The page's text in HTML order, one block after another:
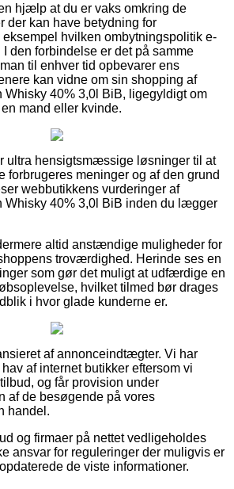
hjælp at du er vaks omkring de
der kan have betydning for
eksempel hvilken ombytningspolitik e-
den forbindelse er det på samme
til enhver tid opbevarer ens
kan vidne om sin shopping af
Whisky 40% 3,0l BiB, ligegyldigt om
mand eller kvinde.
ultra hensigtsmæssige løsninger til at
forbrugeres meninger og af den grund
webbutikkens vurderinger af
Whisky 40% 3,0l BiB inden du lægger
altid anstændige muligheder for
troværdighed. Herinde ses en
som gør det muligt at udfærdige en
hvilket tilmed bør drages
i hvor glade kunderne er.
af annonceindtægter. Vi har
af internet butikker eftersom vi
og får provision under
af de besøgende på vores
handel.
og firmaer på nettet vedligeholdes
ansvar for reguleringer der muligvis er
de viste informationer.